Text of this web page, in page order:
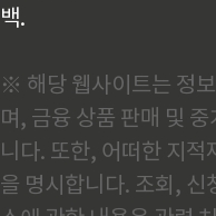
백.
※ 해당 웹사이트는 정
며, 금융 상품 판매 및
니다. 또한, 어떠한 지적
을 명시합니다. 조회, 신